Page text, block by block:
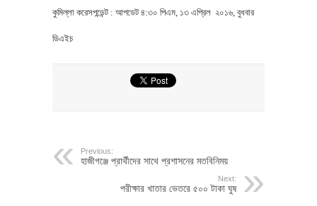
কুমিল্লা করেসপন্ডেন্ট : আপডেট ৪:৩০ পিএম, ১৩ এপ্রিল ২০১৬, বুধবার
ডিএইচ
Previous:
হাজীগঞ্জে প্রার্থীদের সাথে প্রশাসনের মতবিনিময়
Next:
পরীক্ষার খাতার ভেতরে ৫০০ টাকা ঘুষ